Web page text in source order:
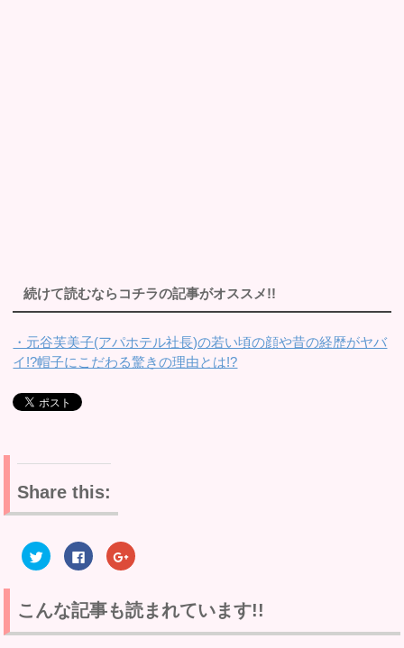
続けて読むならコチラの記事がオススメ!!
・元谷芙美子(アパホテル社長)の若い頃の顔や昔の経歴がヤバ
イ!?帽子にこだわる驚きの理由とは!?
Share this:
ク
リ
て
T
w
i
F
a
o
o
k
で
ク
リ
て
G
o
o
こんな記事も読まれています!!